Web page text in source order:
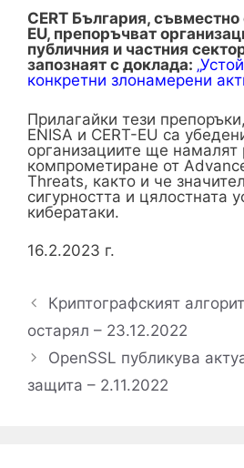
CERT България, съвместно
EU, препоръчват
публичния и частния
запознаят с доклада:
конкретни злонамерени
Прилагайки тези
ENISA и CERT-EU са
организациите ще намалят
компрометиране от
Threats, както и че
сигурността и цялостната
кибератаки.
16.2.2023 г.
Криптографският
остарял – 23.12.2022
OpenSSL публикува
защита – 2.11.2022